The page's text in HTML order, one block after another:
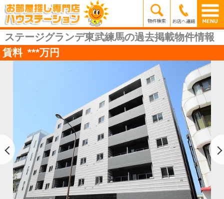
ステージグランデ東武練馬の過去掲載物件情報
賃料 ***万円